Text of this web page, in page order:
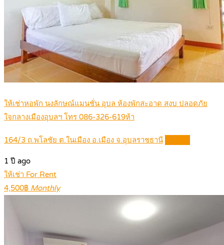
ให้เช่าหอพัก นงลักษณ์แมนชั่น อุบล ห้องพักสะอาด สงบ ปลอดภัย
ใจกลางเมืองอุบลฯ โทร 086-326-619ห้า
164/3 ถ.พโลชัย ต.ในเมือง อ.เมือง จ.อุบลราชธานี
1 ปี ago
ให้เช่า For Rent
4,500฿ Monthly